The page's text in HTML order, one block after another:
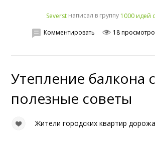
Severst написал в группу 1000 идей
Комментировать 18
Утепление балкона
полезные советы
Жители городских квартир